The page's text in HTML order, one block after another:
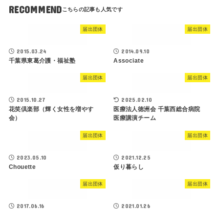
RECOMMEND
届出団体
2015.03.24
千葉県東葛介護・福祉塾
届出団体
2014.09.10
Associate
届出団体
2015.10.27
花笑倶楽部（輝く女性を増やす
会）
届出団体
2025.02.10
医療法人徳洲会 千葉西総合病院
医療講演チーム
届出団体
2023.05.10
Chouette
届出団体
2021.12.25
仮り暮らし
届出団体
2017.06.16
届出団体
2021.01.26